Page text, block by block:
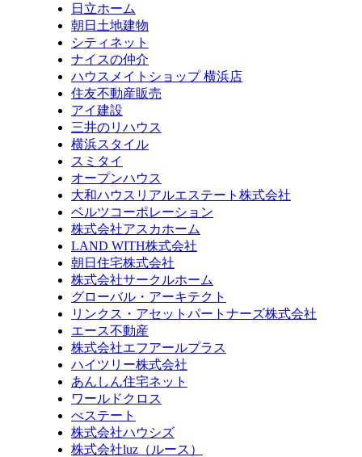
日立ホーム
朝日土地建物
シティネット
ナイスの仲介
ハウスメイトショップ 横浜店
住友不動産販売
アイ建設
三井のリハウス
横浜スタイル
スミタイ
オープンハウス
大和ハウスリアルエステート株式会社
ベルツコーポレーション
株式会社アスカホーム
LAND WITH株式会社
朝日住宅株式会社
株式会社サークルホーム
グローバル・アーキテクト
リンクス・アセットパートナーズ株式会社
エース不動産
株式会社エフアールプラス
ハイツリー株式会社
あんしん住宅ネット
ワールドクロス
べステート
株式会社ハウシズ
株式会社luz（ルース）